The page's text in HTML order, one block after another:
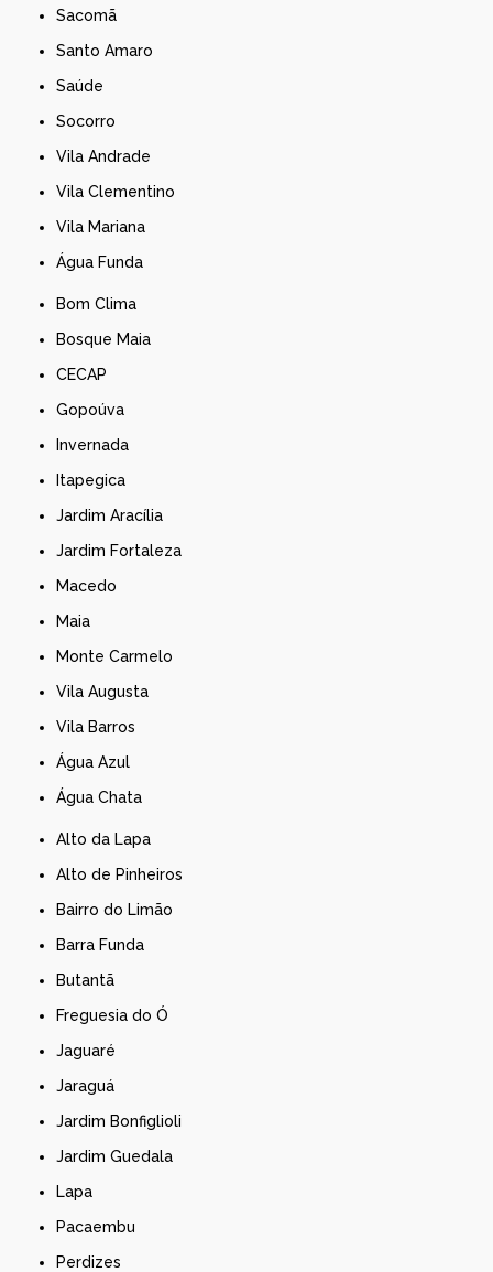
Sacomã
Santo Amaro
Saúde
Socorro
Vila Andrade
Vila Clementino
Vila Mariana
Água Funda
Bom Clima
Bosque Maia
CECAP
Gopoúva
Invernada
Itapegica
Jardim Aracília
Jardim Fortaleza
Macedo
Maia
Monte Carmelo
Vila Augusta
Vila Barros
Água Azul
Água Chata
Alto da Lapa
Alto de Pinheiros
Bairro do Limão
Barra Funda
Butantã
Freguesia do Ó
Jaguaré
Jaraguá
Jardim Bonfiglioli
Jardim Guedala
Lapa
Pacaembu
Perdizes